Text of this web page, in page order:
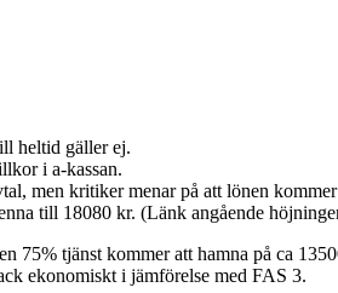
heltid gäller ej.
i a-kassan.
men kritiker menar på att lönen
till 18080 kr. (Länk angående
75% tjänst kommer att hamna på ca
ekonomiskt i jämförelse med FAS 3.